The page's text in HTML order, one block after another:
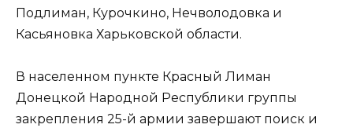
Подлиман, Курочкино, Нечволодовка и
Касьяновка Харьковской области.
В населенном пункте Красный Лиман
Донецкой Народной Республики группы
закрепления 25-й армии завершают поиск и